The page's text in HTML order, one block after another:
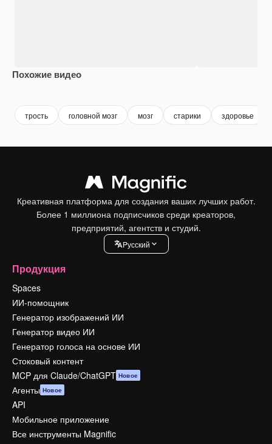
Похожие видео
трость головной мозг мозг старики здоровье
Креативная платформа для создания ваших лучших работ.
Более 1 миллиона подписчиков среди креаторов,
предприятий, агентств и студий.
Pусский
Продукция
Spaces
ИИ-помощник
Генератор изображений ИИ
Генератор видео ИИ
Генератор голоса на основе ИИ
Стоковый контент
MCP для Claude/ChatGPT Новое
Агенты Новое
API
Мобильное приложение
Все инструменты Magnific